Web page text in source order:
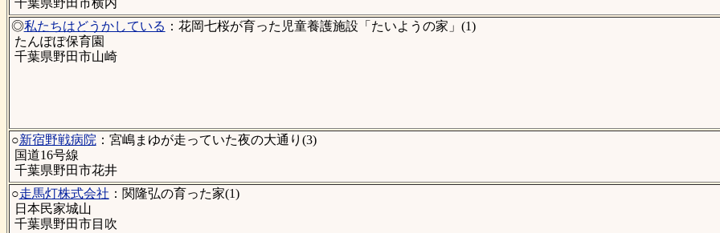
千葉県野田市横内
◎私たちはどうかしている ：花岡七桜が育った児童養護施設「たいようの家」(1)
たんぽぽ保育園
千葉県野田市山崎
○新宿野戦病院 ：宮嶋まゆが走っていた夜の大通り(3)
国道16号線
千葉県野田市花井
○走馬灯株式会社 ：関隆弘の育った家(1)
日本民家城山
千葉県野田市目吹